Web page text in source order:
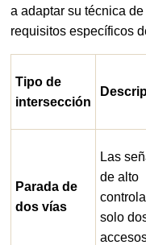
a adaptar su técnica
requisitos específicos
Tipo de
intersección
Parada de
dos vías
Las
de alto
solo